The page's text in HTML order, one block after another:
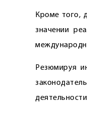
Кроме того,
значении
Резюмируя